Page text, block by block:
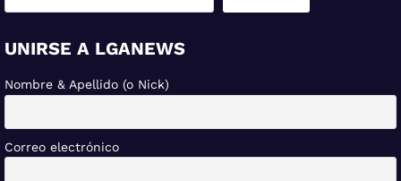
UNIRSE A LGANEWS
Nombre & Apellido (o Nick)
Correo electrónico